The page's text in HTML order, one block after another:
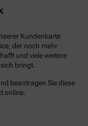
Kundenkarte
der noch mehr
und viele weitere
bringt.
beantragen Sie diese
online.